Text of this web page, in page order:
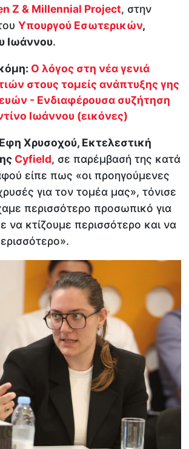
Z & Millennial Project, στην
Υπουργού Εσωτερικών,
Ιωάννου.
Ο λόγος στη νέα γενιά
στους τομείς ανάπτυξης γης
- Ενδιαφέρουσα συζήτηση
Ιωάννου (εικόνες)
Χρυσοχού, Εκτελεστική
Cyfield, σε παρέμβασή της κατά
είπε πως «οι προηγούμενες
για τον τομέα μας», τόνισε
περισσότερο προσωπικό για
να κτίζουμε περισσότερο και να